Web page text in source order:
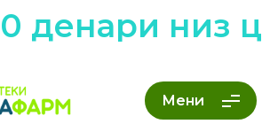
денари низ
Мени